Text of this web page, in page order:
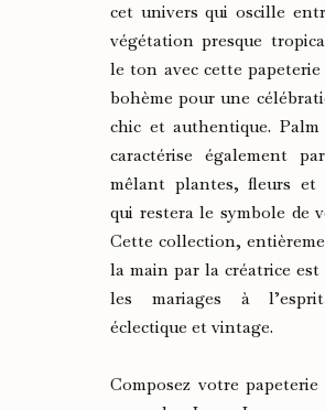
cet univers qui oscille
végétation presque
le ton avec cette papeterie
bohème pour une
chic et authentique. Palm
caractérise également
mêlant plantes, fleurs et
qui restera le symbole de
Cette collection,
la main par la créatrice est
les mariages à
éclectique et vintage.
Composez votre papeterie